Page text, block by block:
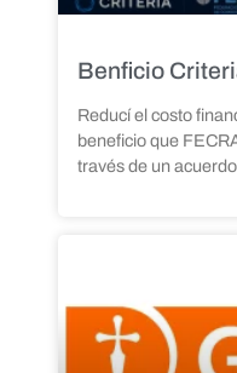
Benficio
Reducí el costo
beneficio que
través de un